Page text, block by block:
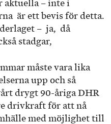
aktuella – inte i
är ett bevis för detta.
– ja, då
stadgar,
måste vara lika
upp och så
drygt 90-åriga DHR
drivkraft för att nå
med möjlighet till